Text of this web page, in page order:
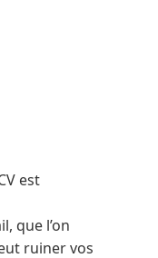
est
que l’on
ruiner vos